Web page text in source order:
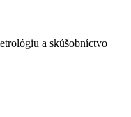
a skúšobníctvo